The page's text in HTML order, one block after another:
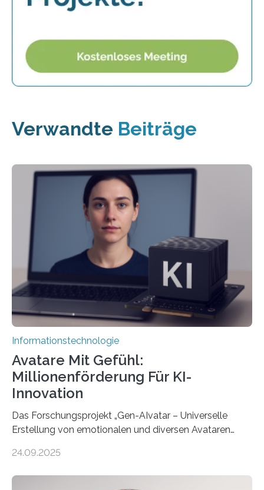
Verwandte Beiträge
Informationstechnologie
Avatare Mit Gefühl:
Millionenförderung Für KI-
Innovation
Das Forschungsprojekt „Gen-AIvatar – Universelle
Erstellung von emotionalen und diversen Avataren
Förderung in Höhe von rund 2 Millionen Euro. Dabei
24.09.2025